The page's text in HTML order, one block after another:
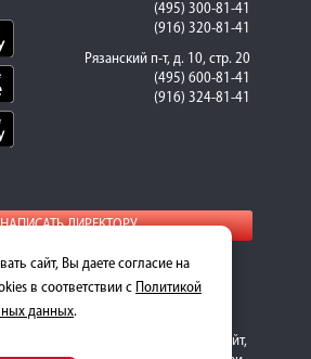
(495) 300-81-41
(916) 320-81-41
Рязанский п-т, д. 10, стр. 20
(495) 600-81-41
(916) 324-81-41
НАПИСАТЬ ДИРЕКТОРУ
информации о стоимости
пожалуйста, обращайтесь к
на то, что данный интернет-сайт,
сайт, Вы даете согласие на
в соответствии с Политикой
данных.